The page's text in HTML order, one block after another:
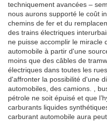
techniquement avancées –
nous aurons supporté le coût
chemins de fer et du
des trains électriques
ne puisse accomplir le miracle
automobile à partir d'une
moins que des câbles de
électriques dans toutes les
d'affronter la possibilité d'une
automobiles, des camions. ,
pétrole ne soit épuisé et que
carburants liquides
carburant automobile aura